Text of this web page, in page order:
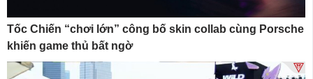
Tốc Chiến “chơi lớn” công bố skin collab cùng Porsche
khiến game thủ bất ngờ